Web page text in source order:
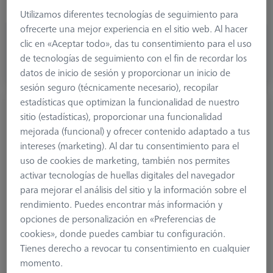
377,40 €
más el IVA
Disponible
Extensión de placa VAST, cubo
626107-2120-164
Utilizamos diferentes tecnologías de seguimiento para
ofrecerte una mejor experiencia en el sitio web. Al hacer
clic en «Aceptar todo», das tu consentimiento para el uso
de tecnologías de seguimiento con el fin de recordar los
datos de inicio de sesión y proporcionar un inicio de
sesión seguro (técnicamente necesario), recopilar
estadísticas que optimizan la funcionalidad de nuestro
sitio (estadísticas), proporcionar una funcionalidad
mejorada (funcional) y ofrecer contenido adaptado a tus
intereses (marketing). Al dar tu consentimiento para el
uso de cookies de marketing, también nos permites
activar tecnologías de huellas digitales del navegador
para mejorar el análisis del sitio y la información sobre el
rendimiento. Puedes encontrar más información y
opciones de personalización en «Preferencias de
cookies», donde puedes cambiar tu configuración.
Tienes derecho a revocar tu consentimiento en cualquier
momento.